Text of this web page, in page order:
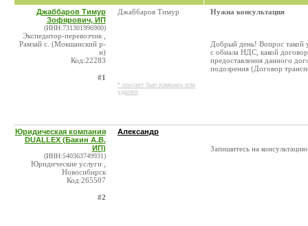
Джаббаров Тимур
Зофярович, ИП
(ИНН:731301996900)
Экспедитор-перевозчик ,
Рамзай с. (Мокшанский р-
н)
Код:22283
#1
Джаббаров Тимур
* контакт был изменен или
удален
Нужна консультация
Добрый день! Вопрос
с обнала НДС, какой
предоставления данного
подозрения (Договор
Юридическая компания
DUALLEX (Бакин А.В.
ИП)
(ИНН:540363749931)
Юридические услуги ,
Новосибирск
Код:265507
#2
Александр
Запишитесь на